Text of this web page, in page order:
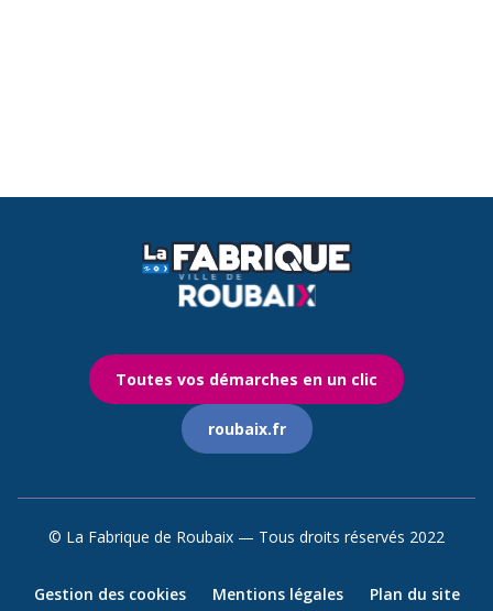
Toutes vos démarches en un clic
roubaix.fr
© La Fabrique de Roubaix — Tous droits réservés 2022
Gestion des cookies Mentions légales Plan du site